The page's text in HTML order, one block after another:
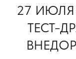
27
ТЕСТ-